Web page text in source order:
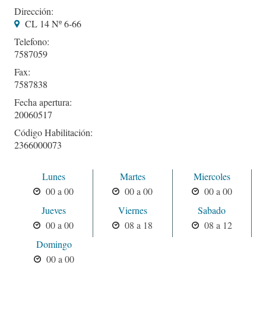
Dirección:
CL 14 Nº 6-66
Telefono:
7587059
Fax:
7587838
Fecha apertura:
20060517
Código Habilitación:
2366000073
Lunes
00 a 00
Martes
00 a 00
Miercoles
00 a 00
Jueves
00 a 00
Viernes
08 a 18
Sabado
08 a 12
Domingo
00 a 00